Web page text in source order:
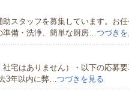
スタッフを募集しています。お
準備・洗浄、簡単な厨房…つづきを
社宅はありません）・以下の応募
3年以内に弊…つづきを見る